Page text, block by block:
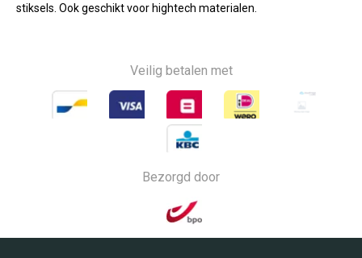
stiksels. Ook geschikt voor hightech materialen.
Veilig betalen met
Bezorgd door